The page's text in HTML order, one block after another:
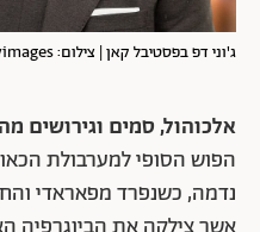
ג'וני דפ בפסטיבל קאן | צילום: Samir Hussein/Gettyimages
אלכוהול, סמים וגירושים
הפוש הסופי למערבולת
נדמה, כשנפרד מפאראדי